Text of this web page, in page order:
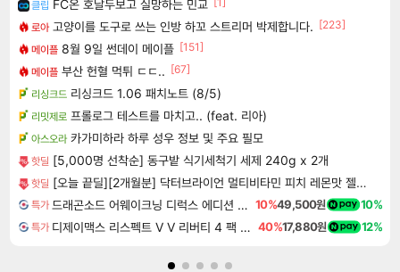
클립 FC온 호날두보고 실망하는 민교
로아 고양이를 도구로 쓰는 인방 하꼬 스트리머 박제합니다. [223]
메이플 8월 9일 썬데이 메이플 [151]
메이플 부산 헌혈 먹튀 ㄷㄷ.. [67]
리싱크드 리싱크드 1.06 패치노트 (8/5)
리밋제로 프롤로그 테스트를 마치고.. (feat. 리아)
아스오라 카가미하라 하루 성우 정보 및 주요 필모
핫딜 [5,000명 선착순] 동구밭 식기세척기 세제 240g x 2개
핫딜 [오늘 끝딜][2개월분] 닥터브라이언 멀티비타민 피치 레몬맛 젤리 멀티구미 100구미, 2개
특가 드래곤소드 어웨이크닝 디럭스 에디션 DragonSword Awakening Deluxe Edition 10%49,500원 10%
특가 디제이맥스 리스펙트 V V 리버티 4 팩 DJMAX RESPECT V V Liberty 4 Pack DLC 40%17,880원 12%